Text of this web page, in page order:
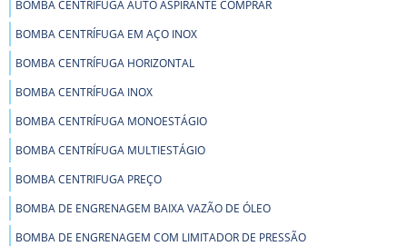
BOMBA CENTRÍFUGA AUTO ASPIRANTE COMPRAR
BOMBA CENTRÍFUGA EM AÇO INOX
BOMBA CENTRÍFUGA HORIZONTAL
BOMBA CENTRÍFUGA INOX
BOMBA CENTRÍFUGA MONOESTÁGIO
BOMBA CENTRÍFUGA MULTIESTÁGIO
BOMBA CENTRIFUGA PREÇO
BOMBA DE ENGRENAGEM BAIXA VAZÃO DE ÓLEO
BOMBA DE ENGRENAGEM COM LIMITADOR DE PRESSÃO